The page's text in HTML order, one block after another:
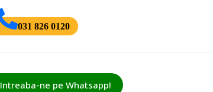
031 826 0120
Intreaba-ne pe Whatsapp!